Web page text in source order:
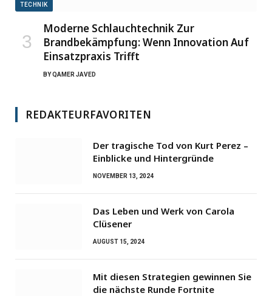
TECHNIK
Moderne Schlauchtechnik Zur
Brandbekämpfung: Wenn Innovation Auf
Einsatzpraxis Trifft
BYQAMER JAVED
REDAKTEURFAVORITEN
Der tragische Tod von Kurt Perez –
Einblicke und Hintergründe
NOVEMBER 13, 2024
Das Leben und Werk von Carola
Clüsener
AUGUST 15, 2024
Mit diesen Strategien gewinnen Sie
die nächste Runde Fortnite